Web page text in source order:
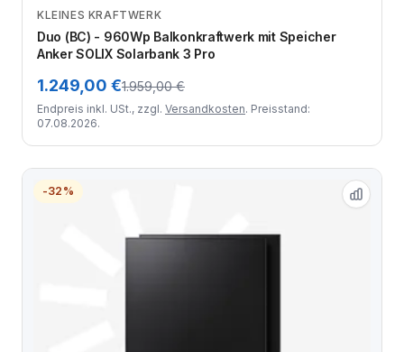
Zum Angebot
KLEINES KRAFTWERK
Duo (BC) - 960Wp Balkonkraftwerk mit Speicher
Anker SOLIX Solarbank 3 Pro
1.249,00 €1.959,00 €
Endpreis inkl. USt., zzgl. Versandkosten. Preisstand:
07.08.2026.
-32%